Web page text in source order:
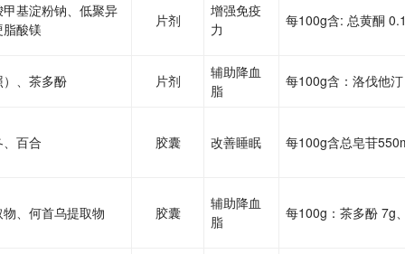
基淀粉钠、低聚异
酸镁
片剂
增强免疫
力
每100g含: 总黄酮
、茶多酚 片剂
辅助降血
脂
每100g含：洛伐他
百合 胶囊 改善睡眠 每100g含总皂苷
、何首乌提取物 胶囊
辅助降血
脂
每100g：茶多酚 7g